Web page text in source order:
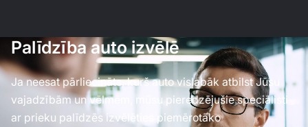
Palīdzība auto izvēlē
Ja neesat pārliecināts, kurš auto vislabāk atbilst Jūsu
vajadzībām un vēlmēm, mūsu pieredzējušie speciālisti
ar prieku palīdzēs izvēlēties piemērotāko